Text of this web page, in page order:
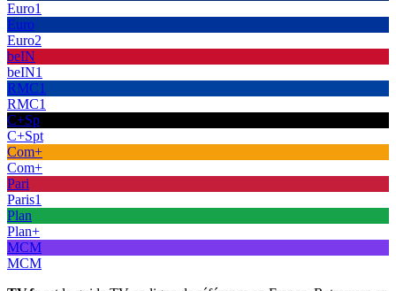
Euro1
Euro
Euro2
beIN
beIN1
RMC1
RMC1
C+Sp
C+Spt
Com+
Com+
Pari
Paris1
Plan
Plan+
MCM
MCM